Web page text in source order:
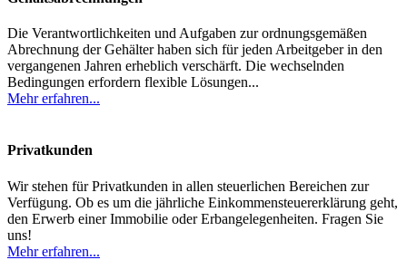
Die Verantwortlichkeiten und Aufgaben zur ordnungsgemäßen
Abrechnung der Gehälter haben sich für jeden Arbeitgeber in den
vergangenen Jahren erheblich verschärft. Die wechselnden
Bedingungen erfordern flexible Lösungen...
Mehr erfahren...
Privatkunden
Wir stehen für Privatkunden in allen steuerlichen Bereichen zur
Verfügung. Ob es um die jährliche Einkommensteuererklärung geht,
den Erwerb einer Immobilie oder Erbangelegenheiten. Fragen Sie
uns!
Mehr erfahren...